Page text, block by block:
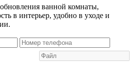
ванной комнаты,
в интерьер, удобно в уходе и